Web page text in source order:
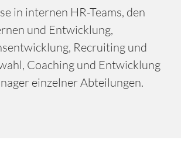
in internen HR-Teams, den
und Entwicklung,
Recruiting und
Coaching und Entwicklung
einzelner Abteilungen.